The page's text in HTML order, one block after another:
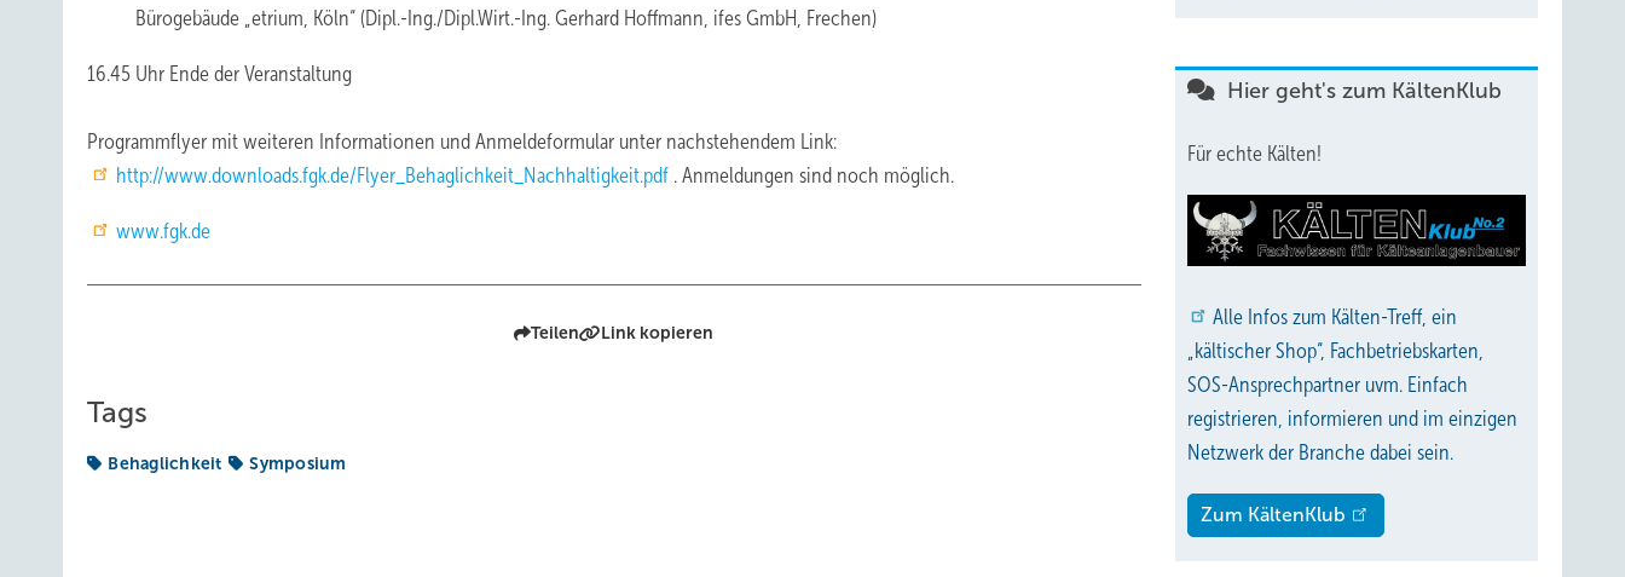
Bürogebäude „etrium, Köln“ (Dipl.-Ing./Dipl.Wirt.-Ing. Gerhard Hoffmann, ifes GmbH, Frechen)
16.45 Uhr Ende der Veranstaltung
Programmflyer mit weiteren Informationen und Anmeldeformular unter nachstehendem Link:
http://www.downloads.fgk.de/Flyer_Behaglichkeit_Nachhaltigkeit.pdf . Anmeldungen sind noch möglich.
www.fgk.de
Teilen Link kopieren
Tags
Behaglichkeit Symposium
Hier geht's zum KältenKlub
Für echte Kälten!
Alle Infos zum Kälten-Treff, ein
„kältischer Shop“, Fachbetriebskarten,
SOS-Ansprechpartner uvm. Einfach
registrieren, informieren und im einzigen
Netzwerk der Branche dabei sein.
Zum KältenKlub